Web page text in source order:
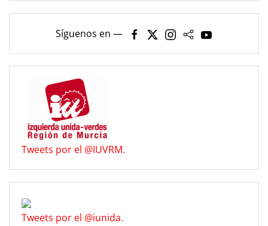
Síguenos en —
Tweets por el @IUVRM.
Tweets por el @iunida.